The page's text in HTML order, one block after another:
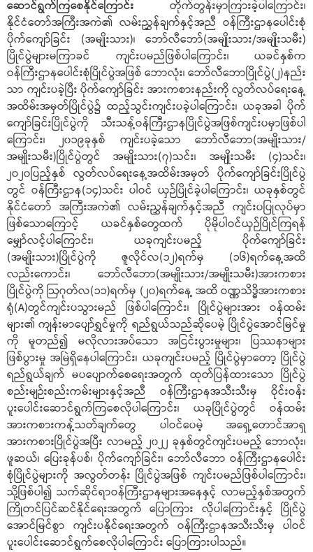
ဆောင်ရွက်ကြစေနိုင်ကြောင်း တိုက်တွန်းမှာကြားခဲ့ပါကြောင်း၊
နိုင်ငံတော်အကြီးအကဲ၏ လမ်းညွှန်ချက်နှင့်အညီ ဝန်ကြီးဌာနပေါင်းစုံ
ပိုက်ကျော်ခြင်း (အမျိုးသား)၊ ဘော်လီဘော်(အမျိုးသား/အမျိုးသမီး)
ပြိုင်ပွဲများမကြာခင် ကျင်းပမည်ဖြစ်ပါကြောင်း၊ ယခင်နှစ်က
ဝန်ကြီးဌာနပေါင်းစုံပြိုင်ပွဲအဖြစ် ဘောလုံး၊ ဘော်လီဘောပြိုင်ပွဲ(၂)နည်း
သာ ကျင်းပခဲ့ပြီး ပိုက်ကျော်ခြင်း အားကစားနည်းကို လွတ်လပ်ရေးနေ့
အထိမ်းအမှတ်ပြိုင်ပွဲ၌ ထည့်သွင်းကျင်းပခဲ့ပါကြောင်း၊ ယခုအခါ ပိုက်
ကျော်ခြင်းပြိုင်ပွဲကို သီးသန့်ဝန်ကြီးဌာနပြိုင်ပွဲအဖြစ်ကျင်းပမှာဖြစ်ပါ
ကြောင်း၊ ၂၀၁၉ခုနှစ် ကျင်းပခဲ့သော ဘော်လီဘော(အမျိုးသား/
အမျိုးသမီး)ပြိုင်ပွဲတွင် အမျိုးသား(၇)သင်း၊ အမျိုးသမီး (၄)သင်း၊
၂၀၂၀ပြည့်နှစ် လွတ်လပ်ရေးနေ့အထိမ်းအမှတ် ပိုက်ကျော်ခြင်းပြိုင်ပွဲ
တွင် ဝန်ကြီးဌာန(၁၄)သင်း ပါဝင် ယှဉ်ပြိုင်ခဲ့ပါကြောင်း၊ ယခုနှစ်တွင်
နိုင်ငံတော် အကြီးအကဲ၏ လမ်းညွှန်ချက်နှင့်အညီ ကျင်းပပြုလုပ်မှာ
ဖြစ်သောကြောင့် ယခင်နှစ်တွေထက် ပိုမိုပါဝင်ယှဉ်ပြိုင်ကြရန်
မျှော်လင့်ပါကြောင်း၊ ယခုကျင်းပမည့် ပိုက်ကျော်ခြင်း
(အမျိုးသား)ပြိုင်ပွဲကို ဇူလိုင်လ(၁၂)ရက်မှ (၁၆)ရက်နေ့အထိ
လည်းကောင်း၊ ဘော်လီဘော(အမျိုးသား/အမျိုးသမီး)အားကစား
ပြိုင်ပွဲကို ဩဂုတ်လ(၁၁)ရက်မှ (၂၀)ရက်နေ့ အထိ ဝဏ္ဏသိဒ္ဓိအားကစား
ရုံ(A)တွင်ကျင်းပသွားမည် ဖြစ်ပါကြောင်း၊ ပြိုင်ပွဲများအား ဝန်ထမ်း
များ၏ ကျန်းမာပျော်ရွှင်မှုကို ရည်ရွယ်သည်ဆိုပေမဲ့ ပြိုင်ပွဲအောင်မြင်မှု
ကို မူတည်၍ မလိုလားအပ်သော အငြင်းပွားမှုများ၊ ပြဿနာများ
ဖြစ်ပွားမှု အမြဲရှိနေပါကြောင်း၊ ယခုကျင်းပမည့် ပြိုင်ပွဲမှာတော့ ပြိုင်ပွဲ
ရည်ရွယ်ချက် မပပျောက်စေရေးအတွက် ထုတ်ပြန်ထားသော ပြိုင်ပွဲ
စည်းမျဉ်းစည်းကမ်းများနှင့်အညီ ဝန်ကြီးဌာနအသီးသီးမှ ဝိုင်းဝန်း
ပူးပေါင်းဆောင်ရွက်ကြစေလိုပါကြောင်း၊ ယခုပြိုင်ပွဲတွင် ဝန်ထမ်း
အားကစားကန့်သတ်ချက်တွေ ပါဝင်ပေမဲ့ အရှေ့တောင်အာရှ
အားကစားပြိုင်ပွဲအပြီး လာမည့် ၂၀၂၂ ခုနှစ်တွင်ကျင်းပမည့် ဘောလုံး၊
ဖူဆယ်၊ ပြေးခုန်ပစ်၊ ပိုက်ကျော်ခြင်း၊ ဘော်လီဘော ဝန်ကြီးဌာနပေါင်း
စုံပြိုင်ပွဲများကို အလွတ်တန်း ပြိုင်ပွဲအဖြစ် ကျင်းပမည်ဖြစ်ပါကြောင်း၊
သို့ဖြစ်ပါ၍ သက်ဆိုင်ရာဝန်ကြီးဌာနများအနေနှင့် လာမည့်နှစ်အတွက်
ကြိုတင်ပြင်ဆင်နိုင်ရေးအတွက် ပြောကြား လိုပါကြောင်းနှင့် ပြိုင်ပွဲ
အောင်မြင်စွာ ကျင်းပနိုင်ရေးအတွက် ဝန်ကြီးဌာနအသီးသီးမှ ပါဝင်
ပူးပေါင်းဆောင်ရွက်စေလိုပါကြောင်း ပြောကြားပါသည်။